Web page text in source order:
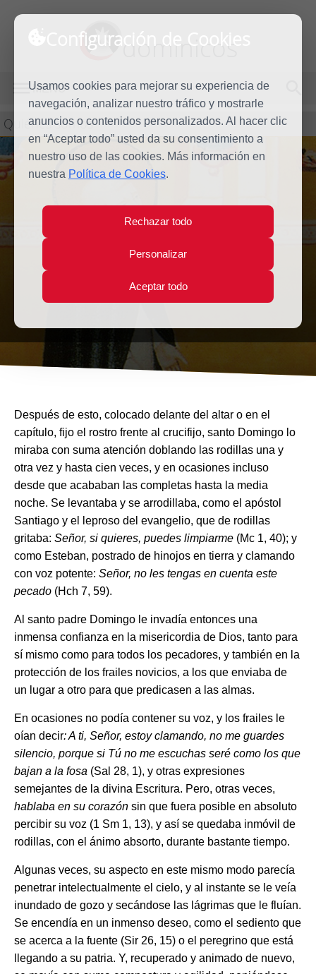
Configuración de Cookies
Usamos cookies para mejorar su experiencia de
navegación, analizar nuestro tráfico y mostrarle
anuncios o contenidos personalizados. Al hacer clic
en “Aceptar todo” usted da su consentimiento a
nuestro uso de las cookies. Más información en
nuestra Política de Cookies.
Rechazar todo
Personalizar
Aceptar todo
dominicos
MENÚ
Quiénes somos
Modo cuarto
Después de esto, colocado delante del altar o en el
capítulo, fijo el rostro frente al crucifijo, santo Domingo lo
miraba con suma atención doblando las rodillas una y
otra vez y hasta cien veces, y en ocasiones incluso
desde que acababan las completas hasta la media
noche. Se levantaba y se arrodillaba, como el apóstol
Santiago y el leproso del evangelio, que de rodillas
gritaba: Señor, si quieres, puedes limpiarme (Mc 1, 40); y
como Esteban, postrado de hinojos en tierra y clamando
con voz potente: Señor, no les tengas en cuenta este
pecado (Hch 7, 59).
Al santo padre Domingo le invadía entonces una
inmensa confianza en la misericordia de Dios, tanto para
sí mismo como para todos los pecadores, y también en la
protección de los frailes novicios, a los que enviaba de
un lugar a otro para que predicasen a las almas.
En ocasiones no podía contener su voz, y los frailes le
oían decir: A ti, Señor, estoy clamando, no me guardes
silencio, porque si Tú no me escuchas seré como los que
bajan a la fosa (Sal 28, 1), y otras expresiones
semejantes de la divina Escritura. Pero, otras veces,
hablaba en su corazón sin que fuera posible en absoluto
percibir su voz (1 Sm 1, 13), y así se quedaba inmóvil de
rodillas, con el ánimo absorto, durante bastante tiempo.
Algunas veces, su aspecto en este mismo modo parecía
penetrar intelectualmente el cielo, y al instante se le veía
inundado de gozo y secándose las lágrimas que le fluían.
Se encendía en un inmenso deseo, como el sediento que
se acerca a la fuente (Sir 26, 15) o el peregrino que está
llegando a su patria. Y, recuperado y animado de nuevo,